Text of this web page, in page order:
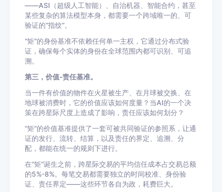
——ASI（超级人工智能）、自治机器、智能合约，甚至
某些复杂的算法模型本身，都需要一个跨域唯一的、可
验证的“指纹”。
“矩”的身份基准不依赖任何单一主权，它通过分布式验
证，确保每个实体的身份在全球范围内都可识别、可追
溯。
第三，价值-责任基准。
当一件有价值的物件在火星被生产、在月球被交换、在
地球被消费时，它的价值应该如何度量？当AI的一个决
策在跨星际尺度上造成了影响，责任应该如何划分？
“矩”的价值基准提供了一套可被共同验证的参照系，让通
证的发行、流转、结算，以及责任的界定、追溯、分
配，都能在统一的规则下进行。
在“矩”诞生之前，跨星际交易的平均信任成本占交易总额
的5%-8%。每笔交易都需要独立的时间校准、身份验
证、责任界定——这些环节各自为政，耗费巨大。